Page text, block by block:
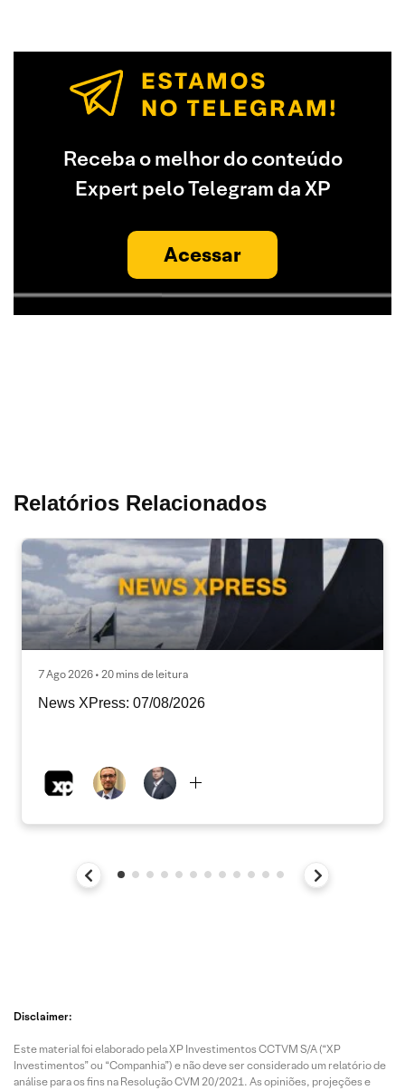
Receba o melhor do conteúdo
Expert pelo Telegram da XP
Acessar
Relatórios Relacionados
7 Ago 2026 • 20 mins de leitura
News XPress: 07/08/2026
Disclaimer:
Este material foi elaborado pela XP Investimentos CCTVM S/A (“XP
Investimentos” ou “Companhia”) e não deve ser considerado um relatório de
análise para os fins na Resolução CVM 20/2021. As opiniões, projeções e